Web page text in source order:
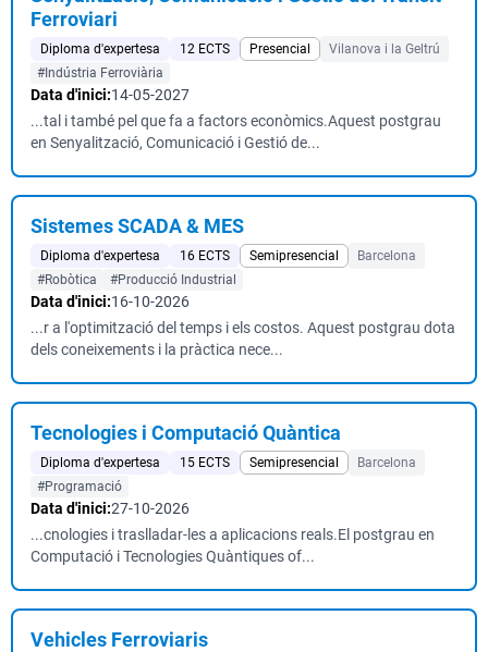
Ferroviari
Diploma d'expertesa 12 ECTS Presencial
Vilanova i la Geltrú
#Indústria Ferroviària
Data d'inici:14-05-2027
...tal i també pel que fa a factors econòmics.Aquest postgrau
en Senyalització, Comunicació i Gestió de...
Sistemes SCADA & MES
Diploma d'expertesa 16 ECTS Semipresencial
Barcelona
#Robòtica
#Producció Industrial
Data d'inici:16-10-2026
...r a l'optimització del temps i els costos. Aquest postgrau dota
dels coneixements i la pràctica nece...
Tecnologies i Computació Quàntica
Diploma d'expertesa 15 ECTS Semipresencial
Barcelona
#Programació
Data d'inici:27-10-2026
...cnologies i traslladar-les a aplicacions reals.El postgrau en
Computació i Tecnologies Quàntiques of...
Vehicles Ferroviaris